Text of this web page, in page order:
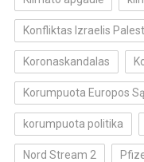
Konfliktas Izraelis
Koronaskandalas
Korumpuota Europos
korumpuota politika
Nord Stream 2